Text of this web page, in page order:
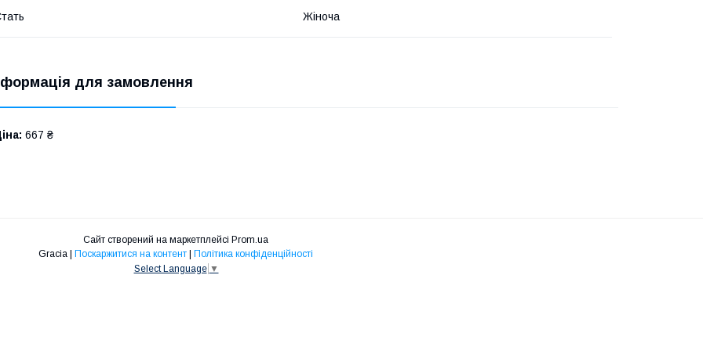
Жіноча
для замовлення
667 ₴
Сайт створений на маркетплейсі Prom.ua
Gracia | Поскаржитися на контент | Політика конфіденційності
Select Language ▼